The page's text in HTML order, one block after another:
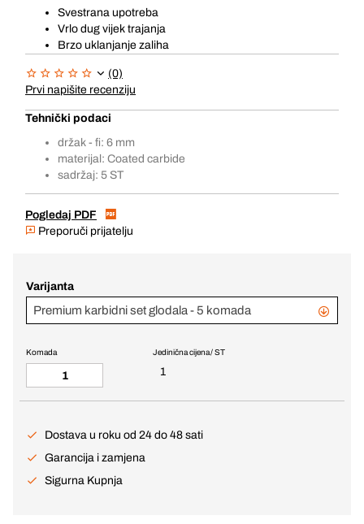
Svestrana upotreba
Vrlo dug vijek trajanja
Brzo uklanjanje zaliha
(0)
Prvi napišite recenziju
Tehnički podaci
držak - fi: 6 mm
materijal: Coated carbide
sadržaj: 5 ST
Pogledaj PDF
Preporuči prijatelju
Varijanta
Premium karbidni set glodala - 5 komada
Jedinična cijena / ST
1
Komada
Dostava u roku od 24 do 48 sati
Garancija i zamjena
Sigurna Kupnja